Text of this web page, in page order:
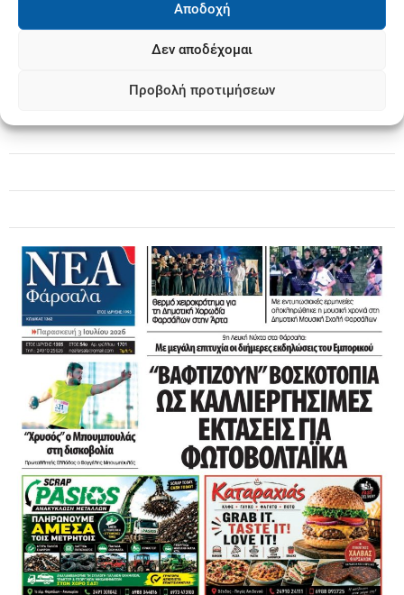
Αποδοχή
Δεν αποδέχομαι
Προβολή προτιμήσεων